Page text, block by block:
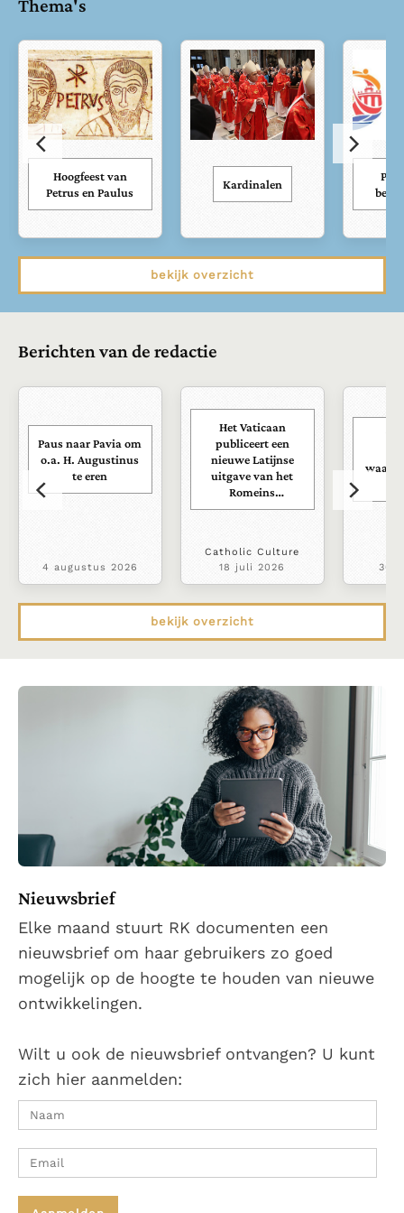
Thema's
Hoogfeest van
Petrus en Paulus
Kardinalen
bekijk overzicht
Berichten van de redactie
Paus naar Pavia om
o.a. H. Augustinus
te eren
4 augustus 2026
Het Vaticaan
publiceert een
nieuwe Latijnse
uitgave van het
Romeins
martyrologium
Catholic Culture
18 juli 2026
30
bekijk overzicht
Nieuwsbrief
Elke maand stuurt RK documenten een
nieuwsbrief om haar gebruikers zo goed
mogelijk op de hoogte te houden van nieuwe
ontwikkelingen.
Wilt u ook de nieuwsbrief ontvangen? U kunt
zich hier aanmelden: